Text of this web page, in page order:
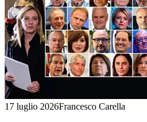
17 luglio 2026Francesco Carella